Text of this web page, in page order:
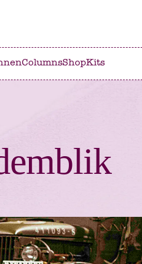
ColumnsShopKits